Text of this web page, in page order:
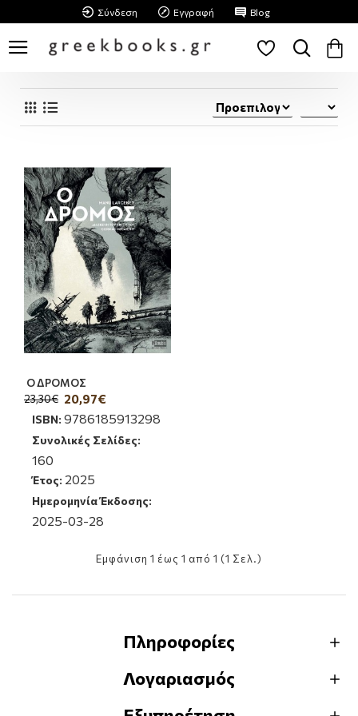
Σύνδεση Εγγραφή Blog
Ο ΔΡΟΜΟΣ
20,97€
23,30€
ISBN: 9786185913298
Συνολικές Σελίδες:
160
Έτος: 2025
Ημερομηνία Έκδοσης:
2025-03-28
Εμφάνιση 1 έως 1 από 1 (1 Σελ.)
Πληροφορίες
Λογαριασμός